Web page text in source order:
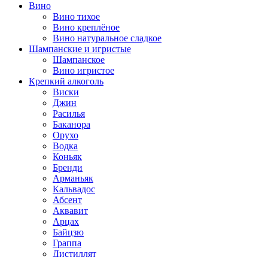
Вино
Вино тихое
Вино креплёное
Вино натуральное сладкое
Шампанские и игристые
Шампанское
Вино игристое
Крепкий алкоголь
Виски
Джин
Расилья
Баканора
Орухо
Водка
Коньяк
Бренди
Арманьяк
Кальвадос
Абсент
Аквавит
Арцах
Байцзю
Граппа
Дистиллят